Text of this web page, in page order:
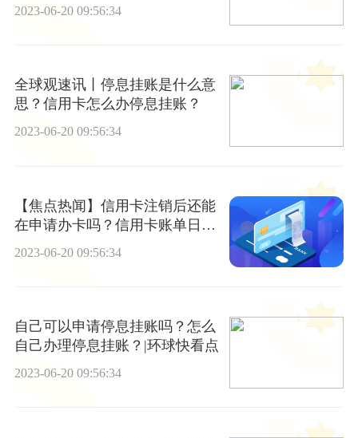
2023-06-20 09:56:34
全球观速讯丨停息挂账是什么意
思？信用卡怎么办停息挂账？
2023-06-20 09:56:34
【焦点热闻】信用卡注销后还能
在申请办卡吗？信用卡账单日是
2023-06-20 09:56:34
自己可以申请停息挂账吗？怎么
自己办理停息挂账？|环球快看点
2023-06-20 09:56:34